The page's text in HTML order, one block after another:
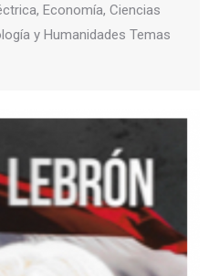
Economía, Ciencias
y Humanidades Temas